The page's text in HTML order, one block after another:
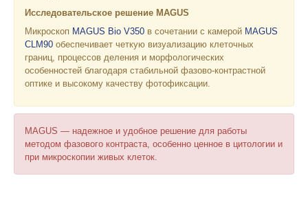
Исследовательское решение MAGUS
Микроскоп MAGUS Bio V350 в сочетании с камерой MAGUS
CLM90 обеспечивает четкую визуализацию клеточных
границ, процессов деления и морфологических
особенностей благодаря стабильной фазово-контрастной
оптике и высокому качеству фотофиксации.
MAGUS — надежное и удобное решение для работы
методом фазового контраста, особенно ценное в цитологии и
при микроскопии живых клеток.